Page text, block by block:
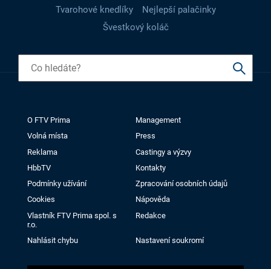
Tvarohové knedlíky
Nejlepší palačinky
Švestkový koláč
O FTV Prima
Management
Volná místa
Press
Reklama
Castingy a výzvy
HbbTV
Kontakty
Podmínky užívání
Zpracování osobních údajů
Cookies
Nápověda
Vlastník FTV Prima spol. s
r.o.
Redakce
Nahlásit chybu Nastavení soukromí